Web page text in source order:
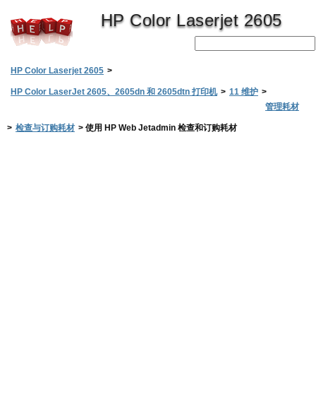
HP Color Laserjet 2605
HP Color Laserjet 2605 >
HP Color LaserJet 2605、2605dn 和 2605dtn 打印机 > 11 维护 >
管理耗材
> 检查与订购耗材 > 使用 HP Web Jetadmin 检查和订购耗材